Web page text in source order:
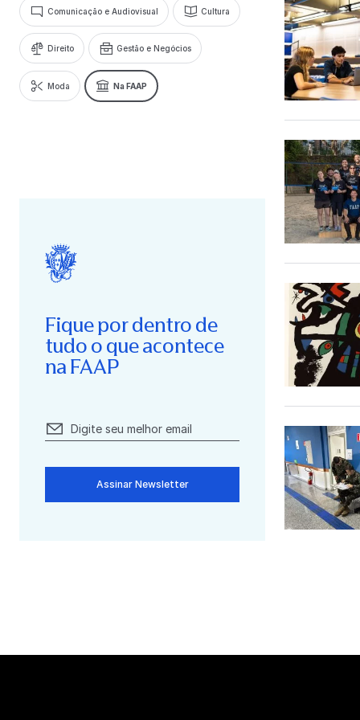
Comunicação e Audiovisual Cultura
Direito Gestão e Negócios
Moda Na FAAP
Fique por dentro de
tudo o que acontece
na FAAP
Assinar Newsletter